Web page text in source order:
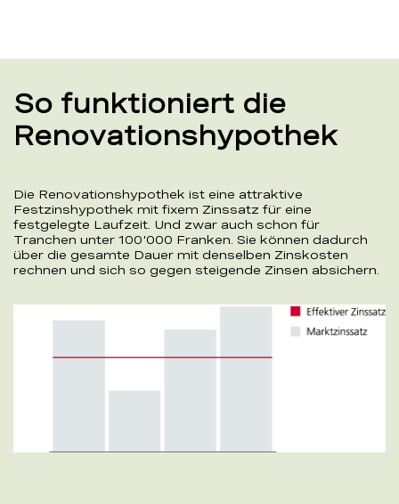
So funktioniert die
Renovationshypothek
Die Renovationshypothek ist eine attraktive
Festzinshypothek mit fixem Zinssatz für eine
festgelegte Laufzeit. Und zwar auch schon für
Tranchen unter 100'000 Franken. Sie können dadurch
über die gesamte Dauer mit denselben Zinskosten
rechnen und sich so gegen steigende Zinsen absichern.